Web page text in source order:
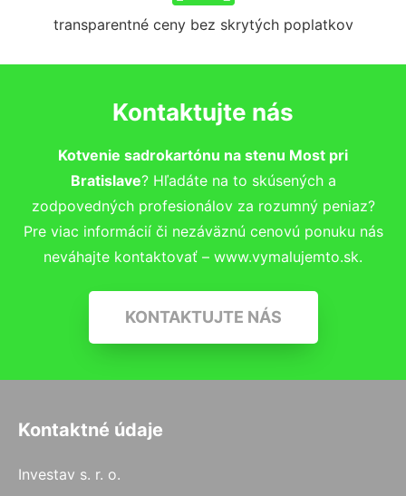
transparentné ceny bez skrytých poplatkov
Kontaktujte nás
Kotvenie sadrokartónu na stenu Most pri
Bratislave? Hľadáte na to skúsených a
zodpovedných profesionálov za rozumný peniaz?
Pre viac informácií či nezáväznú cenovú ponuku nás
neváhajte kontaktovať – www.vymalujemto.sk.
KONTAKTUJTE NÁS
Kontaktné údaje
Investav s. r. o.